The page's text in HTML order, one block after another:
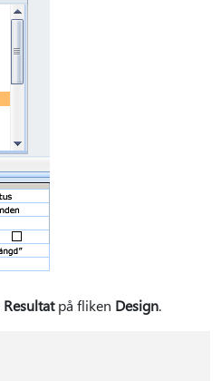
Resultatpå fliken Design.